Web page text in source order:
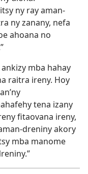
ny ray aman-
ny zanany, nefa
ahoana no
mba hahay
raitra ireny. Hoy
tena izany
fitaovana ireny,
dreniny akory
mba manome